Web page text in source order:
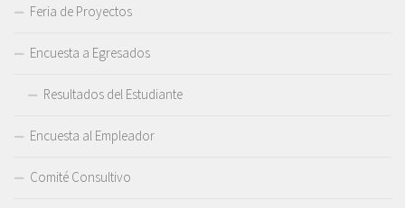
Feria de Proyectos
Encuesta a Egresados
Resultados del Estudiante
Encuesta al Empleador
Comité Consultivo